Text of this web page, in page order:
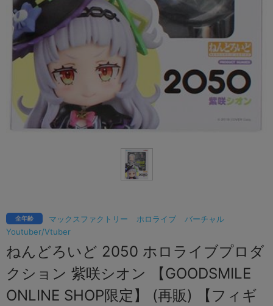
マックスファクトリー ホロライブ
バーチャル
Youtuber/Vtuber
全年齢
ねんどろいど 2050 ホロライブプロダ
クション 紫咲シオン 【GOODSMILE
ONLINE SHOP限定】 (再販) 【フィギ